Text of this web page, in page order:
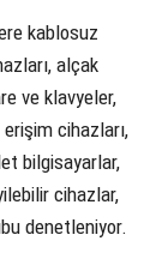
kablosuz
alçak
ve klavyeler,
cihazları,
bilgisayarlar,
cihazlar,
denetleniyor.